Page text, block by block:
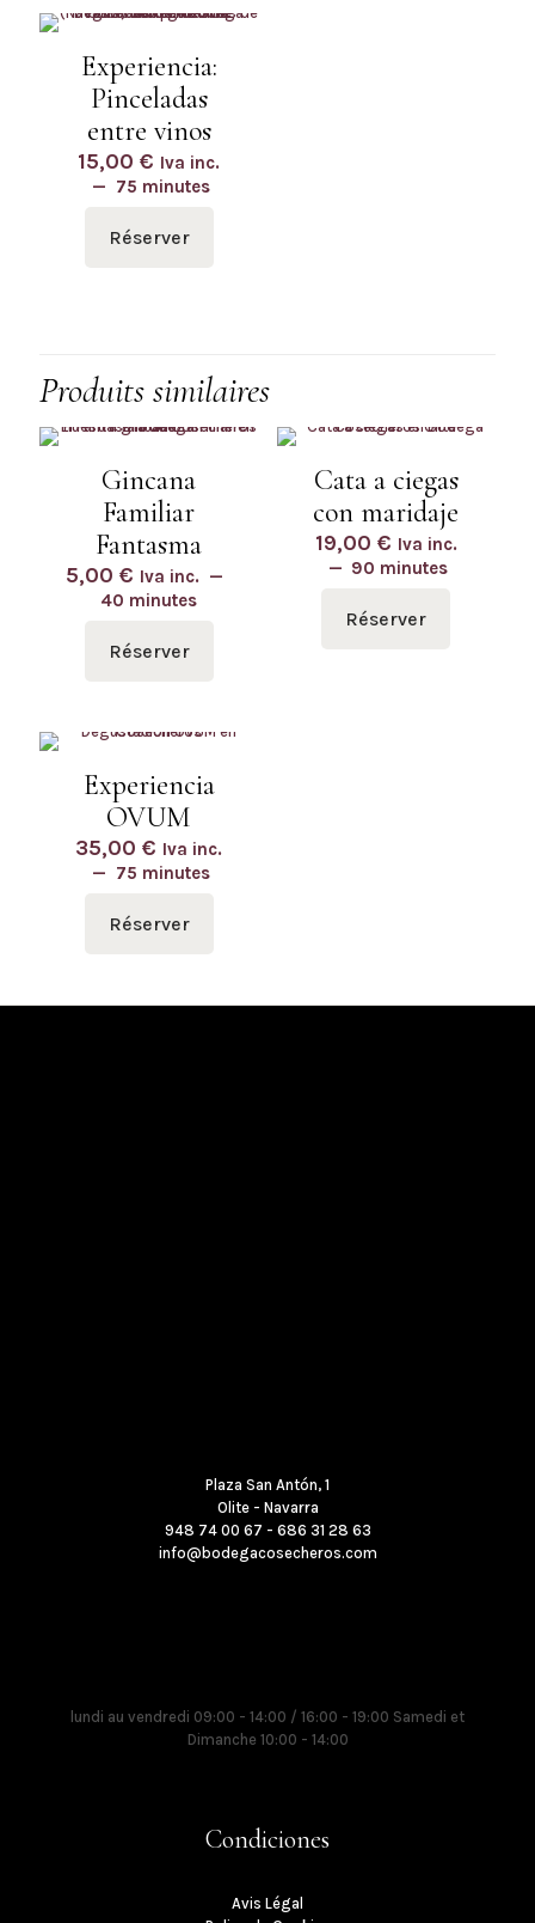
Experiencia:
Pinceladas
entre vinos
15,00€ Iva inc.
75 minutes
Réserver
Produits similaires
Gincana
Familiar
Fantasma
5,00 € Iva inc.
40 minutes
Réserver
Cata a ciegas
con maridaje
19,00 € Iva inc.
90 minutes
Réserver
Experiencia
OVUM
35,00€ Iva inc.
75 minutes
Réserver
Plaza San Antón, 1
Olite - Navarra
948 74 00 67 - 686 31 28 63
info@bodegacosecheros.com
lundi au vendredi 09:00 - 14:00 / 16:00 - 19:00 Samedi et
Dimanche 10:00 - 14:00
Condiciones
Avis Légal